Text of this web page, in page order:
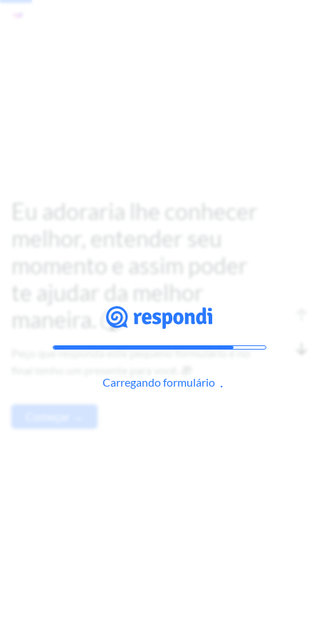
Eu adoraria lhe conhecer
melhor, entender seu
momento e assim poder
te ajudar da melhor
maneira. 🐺
Peço que responda este pequeno formulário e no
Carregando formulário